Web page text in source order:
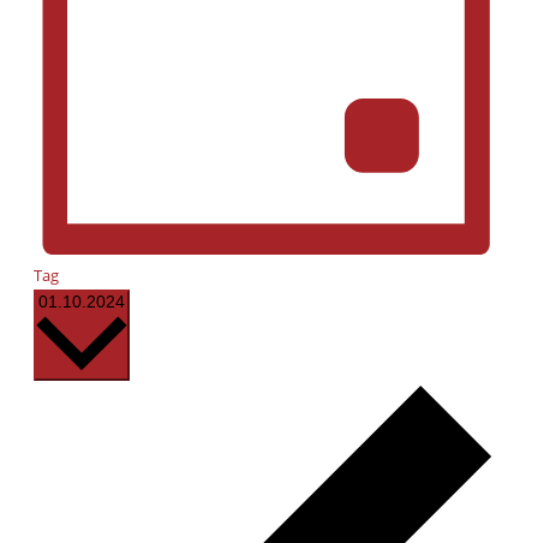
Tag
01.10.2024